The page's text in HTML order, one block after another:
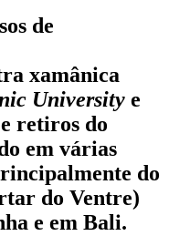
de
xamânica
University e
retiros do
em várias
do
do Ventre)
e em Bali.